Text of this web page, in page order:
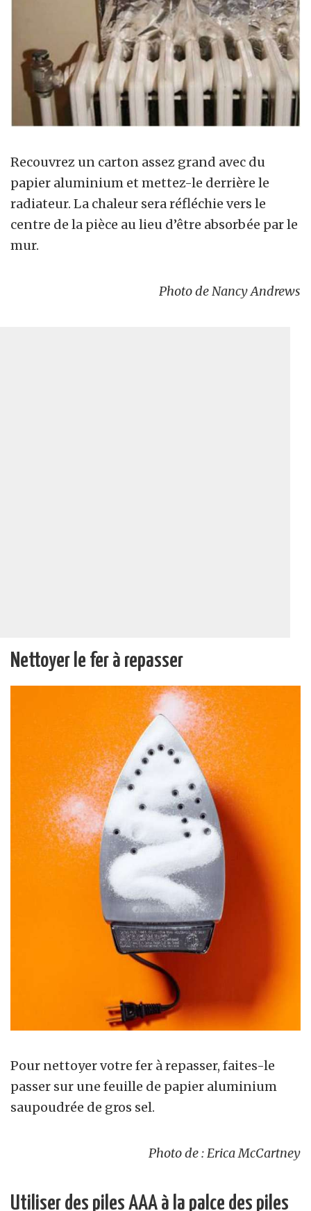
Recouvrez un carton assez grand avec du
papier aluminium et mettez-le derrière le
radiateur. La chaleur sera réfléchie vers le
centre de la pièce au lieu d’être absorbée par le
mur.
Photo de Nancy Andrews
Nettoyer le fer à repasser
Pour nettoyer votre fer à repasser, faites-le
passer sur une feuille de papier aluminium
saupoudrée de gros sel.
Photo de : Erica McCartney
Utiliser des piles AAA à la palce des piles